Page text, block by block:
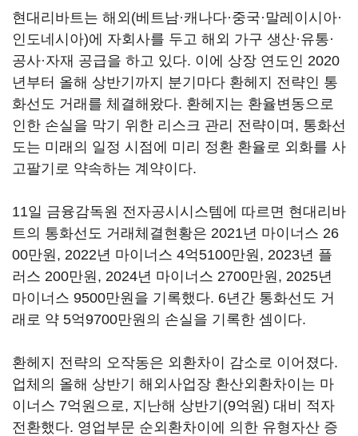
현대리바트는 해외(베트남·캐나다·중국·말레이시아·
인도네시아)에 자회사를 두고 해외 가구 생산·유통·
공사·자재 공급을 하고 있다. 이에 상장 연도인 2020
년부터 올해 상반기까지 분기마다 환헤지 전략인 통
화선도 거래를 체결해왔다. 환헤지는 환율변동으로
인한 손실을 막기 위한 리스크 관리 전략이며, 통화선
도는 미래의 일정 시점에 미리 정환 환율로 외화를 사
고팔기로 약속하는 계약이다.
11일 금융감독원 전자공시시스템에 따르면 현대리바
트의 통화선도 거래체결현황은 2021년 마이너스 26
00만원, 2022년 마이너스 4억5100만원, 2023년 플
러스 200만원, 2024년 마이너스 2700만원, 2025년
마이너스 9500만원을 기록했다. 6년간 통화선도 거
래로 약 5억9700만원의 손실을 기록한 셈이다.
환헤지 전략의 오작동은 외환차이 감소로 이어졌다.
업체의 올해 상반기 해외사업장 환산외환차이는 마
이너스 7억원으로, 지난해 상반기(9억원) 대비 적자
전환했다. 영업부문 순외환차이에 의한 유형자산 증